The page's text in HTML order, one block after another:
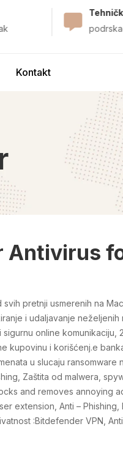
Kontakt
Antivirus
pretnji usmerenih na
i udaljavanje
online komunikaciju,
kupovinu i korišćenj.e
u slucaju ransomware
Zaštita od malwera,
and removes annoying
extension, Anti –
:Bitdefender VPN,